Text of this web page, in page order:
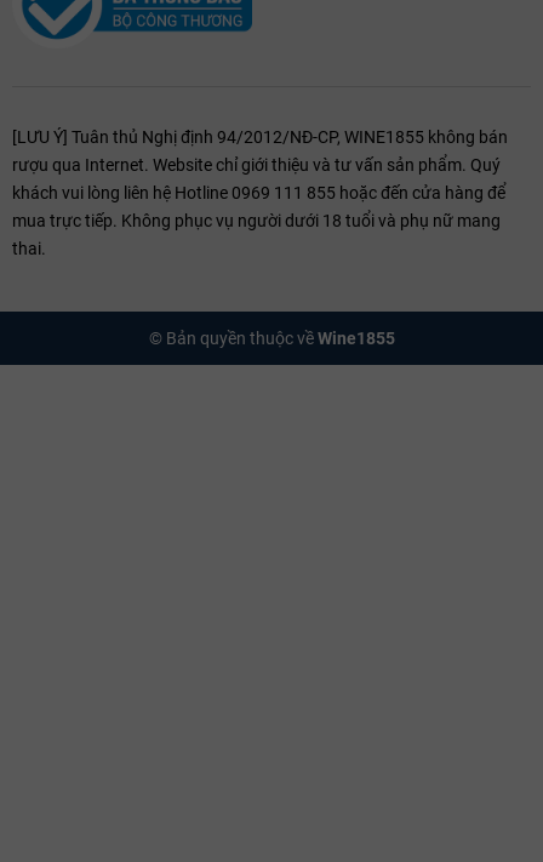
[LƯU Ý] Tuân thủ Nghị định 94/2012/NĐ-CP, WINE1855 không bán
rượu qua Internet. Website chỉ giới thiệu và tư vấn sản phẩm. Quý
khách vui lòng liên hệ Hotline 0969 111 855 hoặc đến cửa hàng để
mua trực tiếp. Không phục vụ người dưới 18 tuổi và phụ nữ mang
thai.
© Bản quyền thuộc vềWine1855